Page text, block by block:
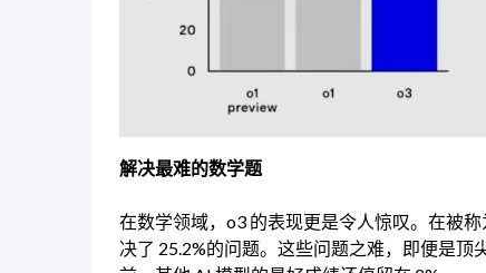
解决最难的数学题
在数学领域，o3 的表现更是令人惊叹。在被
决了 25.2%的问题。这些问题之难，即便是